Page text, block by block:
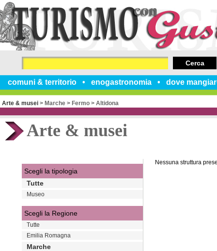
comuni & territorio enogastronomia dove
Cerca
Arte & musei > Marche > Fermo > Altidona
Arte & musei
Nessuna struttura
Scegli la tipologia
Tutte
Museo
Scegli la Regione
Tutte
Emilia Romagna
Marche